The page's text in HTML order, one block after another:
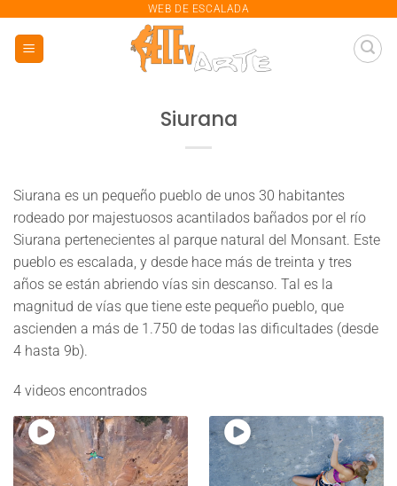
contenido
WEB DE ESCALADA
Siurana
Siurana es un pequeño pueblo de unos 30 habitantes
rodeado por majestuosos acantilados bañados por el río
Siurana pertenecientes al parque natural del Monsant. Este
pueblo es escalada, y desde hace más de treinta y tres
años se están abriendo vías sin descanso. Tal es la
magnitud de vías que tiene este pequeño pueblo, que
ascienden a más de 1.750 de todas las dificultades (desde
4 hasta 9b).
4 videos encontrados